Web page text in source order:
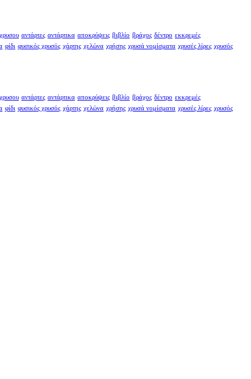
αντάρτες αντάρτικα αποκρύψεις βιβλίο βράχος δέντρο εκκρεμές
φίδι φυσικός χρυσός χάρτης χελώνα χρήσης χρυσά νομίσματα χρυσές λίρες χρυσός
αντάρτες αντάρτικα αποκρύψεις βιβλίο βράχος δέντρο εκκρεμές
φίδι φυσικός χρυσός χάρτης χελώνα χρήσης χρυσά νομίσματα χρυσές λίρες χρυσός